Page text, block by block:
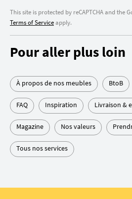
This site is protected by reCAPTCHA and the
Terms of Serviceapply.
Pour aller plus loin
À propos de nos meubles BtoB
FAQ Inspiration Livraison &
Magazine Nos valeurs
Tous nos services